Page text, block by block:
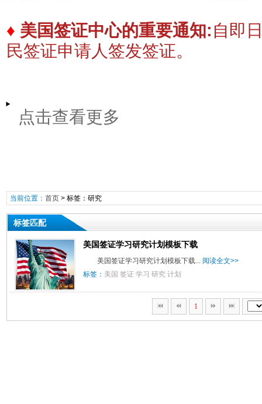
♦ 美国签证中心的重要通知: 自即
民签证申请人签发签证。
点击查看更多
当前位置： 首页> 标签：研究
标签匹配
美国签证学习研究计划模板下载
美国签证学习研究计划模板下载... 阅读全文>>
标签： 美国 签证 学习 研究 计划
1